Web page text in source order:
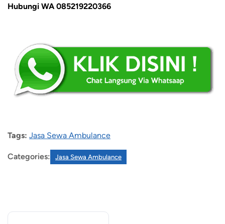
Hubungi WA 085219220366
Tags: Jasa Sewa Ambulance
Categories: Jasa Sewa Ambulance